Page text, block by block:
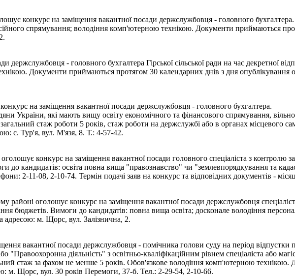
конкурс на заміщення вакантної посади держслужбовця - головного бухгалтера.
спрямування; володіння комп'ютерною технікою. Документи приймаються
держслужбовця - головного бухгалтера Гірської сільської ради на час декретної
Документи приймаються протягом 30 календарних днів з дня опублікування
на заміщення вакантної посади держслужбовця - головного бухгалтера.
України, які мають вищу освіту економічного та фінансового спрямування,
стаж роботи 5 років, стаж роботи на держслужбі або в органах місцевого
с. Тур'я, вул. М'язя, 8. Т.: 4-57-42.
конкурс на заміщення вакантної посади головного спеціаліста з контролю
до кандидатів: освіта повна вища "правознавство" чи "землевпорядкування та
2-11-08, 2-10-74. Термін подачі заяв на конкурс та відповідних документів -
оголошує конкурс на заміщення вакантної посади держслужбовця спеціаліста
бюджетів. Вимоги до кандидатів: повна вища освіта; досконале володіння
адресою: м. Щорс, вул. Залізнична, 2.
вакантної посади держслужбовця - помічника голови суду на період
"Правоохоронна діяльність" з освітньо-кваліфікаційним рівнем спеціаліста або
стаж за фахом не менше 5 років. Обов'язкове володіння комп'ютерною
м. Щорс, вул. 30 років Перемоги, 37-б. Тел.: 2-29-54, 2-10-66.